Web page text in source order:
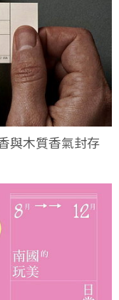
與木質香氣封存